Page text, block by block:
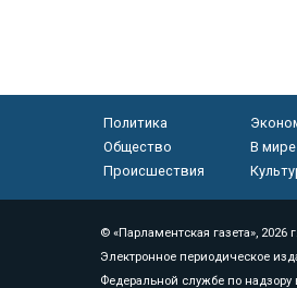
Политика
Общество
В мире
Происшествия
© «Парламентская газета», 2026 г.
Электронное периодическое
Федеральной службе по